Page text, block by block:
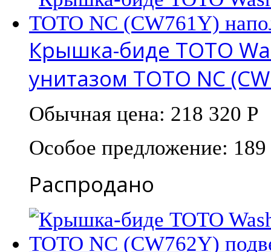
Крышка-биде TOTO
унитазом TOTO NC
Обычная цена: 218 320 Р
Особое предложение:
Распродано